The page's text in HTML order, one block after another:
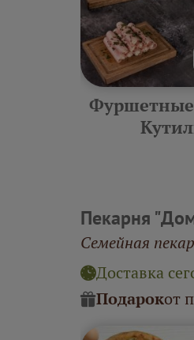
Пекарня
Семейная
Доставка
Подарокот